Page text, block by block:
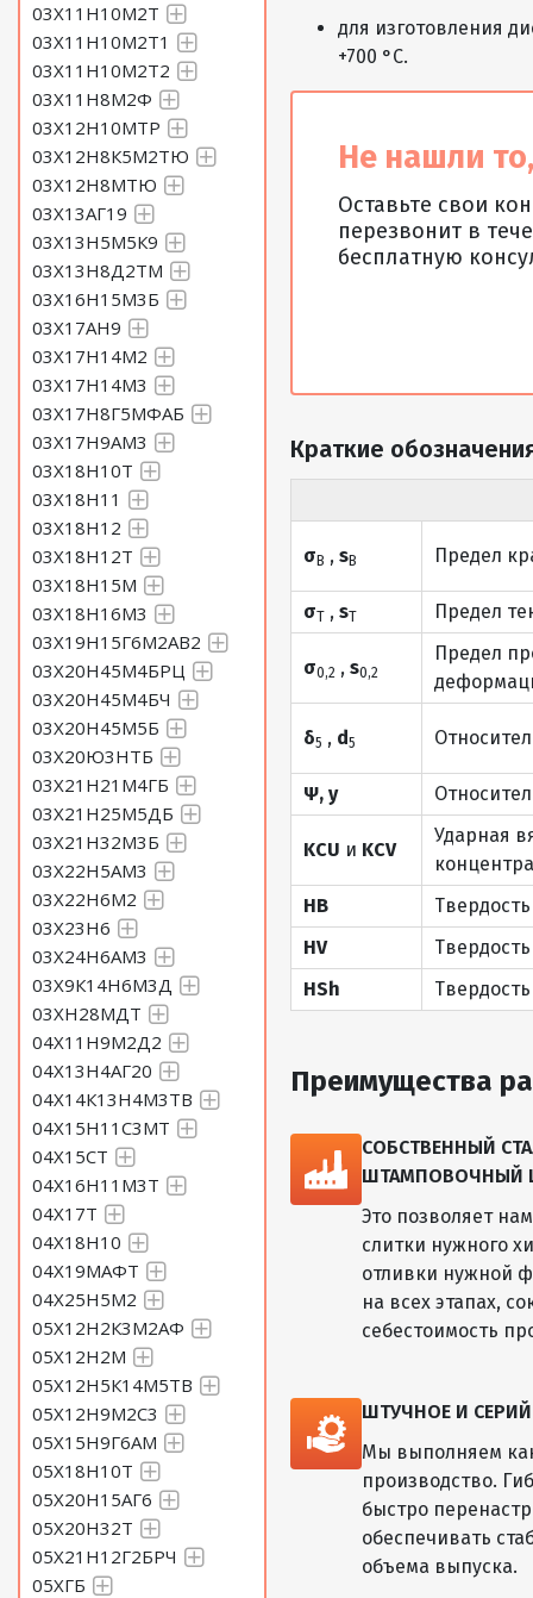
03Х11Н10М2Т
03Х11Н10М2Т1
03Х11Н10М2Т2
03Х11Н8М2Ф
03Х12Н10МТР
03Х12Н8К5М2ТЮ
03Х12Н8МТЮ
03Х13АГ19
03Х13Н5М5К9
03Х13Н8Д2ТМ
03Х16Н15М3Б
03Х17АН9
03Х17Н14М2
03Х17Н14М3
03Х17Н8Г5МФАБ
03Х17Н9АМ3
03Х18Н10Т
03Х18Н11
03Х18Н12
03Х18Н12Т
03Х18Н15М
03Х18Н16М3
03Х19Н15Г6М2АВ2
03Х20Н45М4БРЦ
03Х20Н45М4БЧ
03Х20Н45М5Б
03Х20Ю3НТБ
03Х21Н21М4ГБ
03Х21Н25М5ДБ
03Х21Н32М3Б
03Х22Н5АМ3
03Х22Н6М2
03Х23Н6
03Х24Н6АМ3
03Х9К14Н6М3Д
03ХН28МДТ
04Х11Н9М2Д2
04Х13Н4АГ20
04Х14К13Н4М3ТВ
04Х15Н11С3МТ
04Х15СТ
04Х16Н11М3Т
04Х17Т
04Х18Н10
04Х19МАФТ
04Х25Н5М2
05Х12Н2К3М2АФ
05Х12Н2М
05Х12Н5К14М5ТВ
05Х12Н9М2С3
05Х15Н9Г6АМ
05Х18Н10Т
05Х20Н15АГ6
05Х20Н32Т
05Х21Н12Г2БРЧ
05ХГБ
для изготовления
+700 °С.
Не нашли
Оставьте свои
перезвонит в
бесплатную
Краткие
σВ ,sВ Предел
σТ ,sТ Предел
σ0,2 ,s0,2
Предел
δ5 , d5
Ψ, y
KCU и KCV
Ударная
HB
HV
HSh
Преимущества
СОБСТВЕННЫЙ
ШТАМПОВОЧНЫЙ
Это позволяет
слитки нужного
отливки нужной
на всех этапах,
себестоимость
ШТУЧНОЕ И
Мы выполняем
производство.
быстро
обеспечивать
объема выпуска.